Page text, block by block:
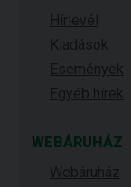
Hírlevél
Kiadások
Események
Egyéb hírek
WEBÁRUHÁZ
Webáruház